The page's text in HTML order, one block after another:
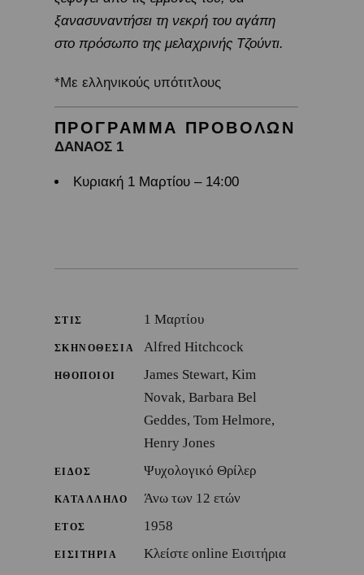
ξανασυναντήσει τη νεκρή του αγάπη
στο πρόσωπο της μελαχρινής Τζούντι.
*Με ελληνικούς υπότιτλους
ΠΡΟΓΡΑΜΜΑ ΠΡΟΒΟΛΩΝ
ΔΑΝΑΟΣ 1
Κυριακή 1 Μαρτίου – 14:00
ΣΤΙΣ 1 Μαρτίου
ΣΚΗΝΟΘΕΣΙΑ Alfred Hitchcock
ΗΘΟΠΟΙΟΙ
James Stewart, Kim
Novak, Barbara Bel
Geddes, Tom Helmore,
Henry Jones
ΕΙΔΟΣ Ψυχολογικό Θρίλερ
ΚΑΤΑΛΛΗΛΟ Άνω των 12 ετών
ΕΤΟΣ 1958
ΕΙΣΙΤΗΡΙΑ Κλείστε online Εισιτήρια